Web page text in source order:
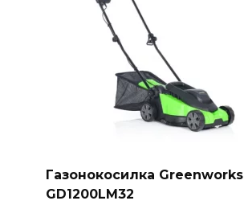
Газонокосилка Greenworks
GD1200LM32